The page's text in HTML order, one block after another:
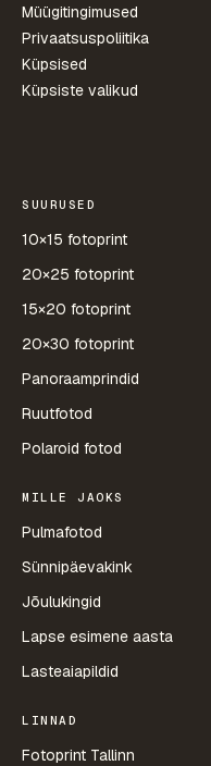
Müügitingimused
Privaatsuspoliitika
Küpsised
Küpsiste valikud
SUURUSED
10×15 fotoprint
20×25 fotoprint
15×20 fotoprint
20×30 fotoprint
Panoraamprindid
Ruutfotod
Polaroid fotod
MILLE JAOKS
Pulmafotod
Sünnipäevakink
Jõulukingid
Lapse esimene aasta
Lasteaiapildid
LINNAD
Fotoprint Tallinn